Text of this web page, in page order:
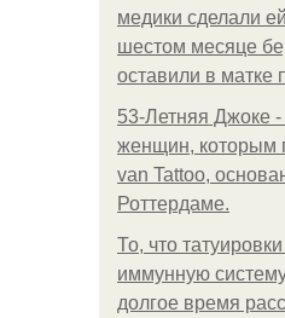
медики сделали
шестом месяце
оставили в матке
53-Летняя Джоке
женщин, которым
van Tattoo,
Роттердаме.
То, что
иммунную
долгое время